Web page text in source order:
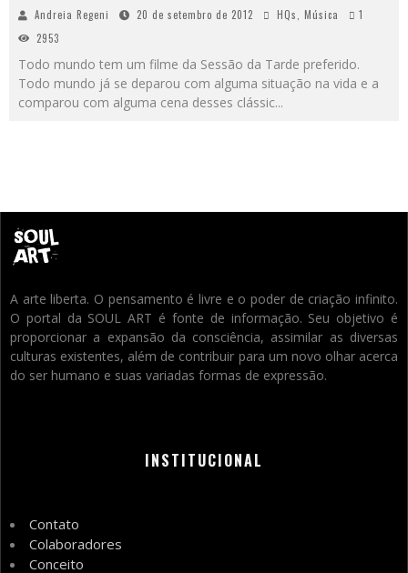
Andreia Regeni 20 de setembro de 2012 HQs, Música
1
2953
Todo mundo tem um filme da Sessão da Tarde preferido.
Todo mundo já se deparou com alguma situação na vida e a
comparou com alguma cena desses clássic...
A arte liberta. O pensamento é livre e o poder de criação infinito.
O portal da SOUL ART é fonte de informação. Seu objetivo é
proporcionar a expansão da consciência, assimilar as diversas
culturas existentes, além de contribuir para um novo olhar acerca
do ser humano e suas variadas formas de expressão.
INSTITUCIONAL
Contato
Colaboradores
Conceito